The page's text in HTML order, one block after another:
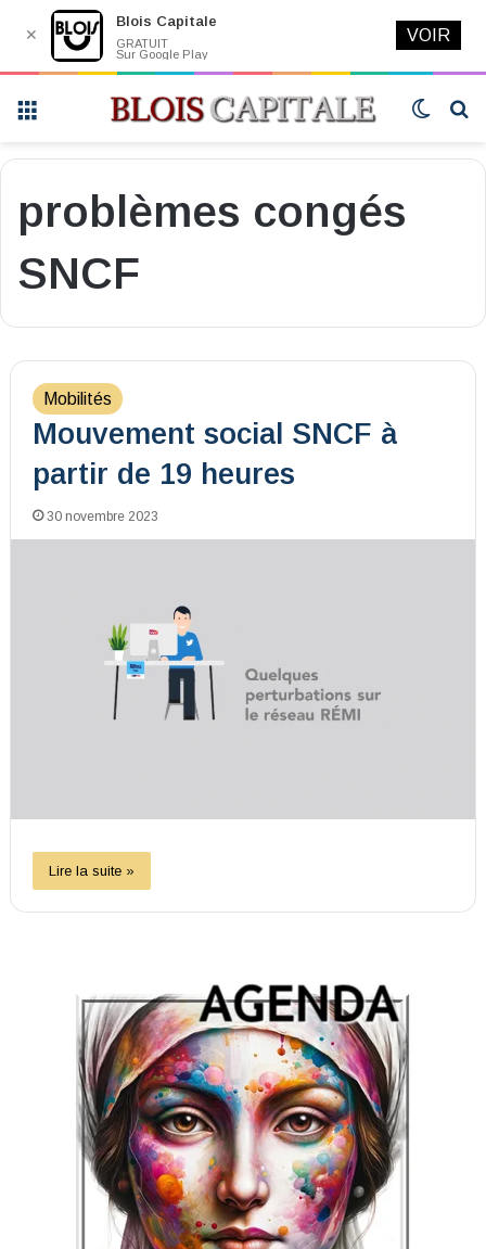
Switch
problèmes congés
SNCF
Mobilités
Mouvement social SNCF à
partir de 19 heures
30 novembre 2023
Lire la suite »
✕
Blois Capitale
GRATUIT
Sur Google Play
VOIR